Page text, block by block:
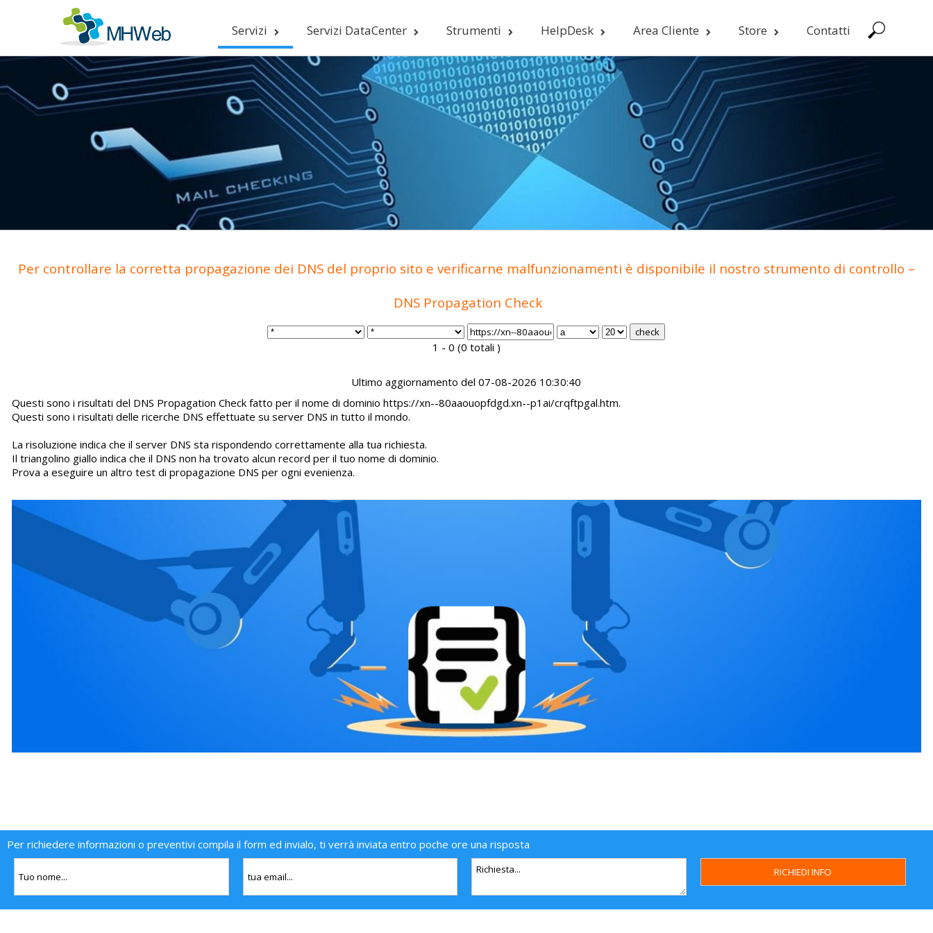
Servizi Servizi DataCenter Strumenti HelpDesk Area Cliente Store Contatti
Per controllare la corretta propagazione dei DNS del proprio sito e verificarne malfunzionamenti è disponibile il nostro strumento di controllo –
DNS Propagation Check
1 - 0 (0 totali )
Ultimo aggiornamento del 07-08-2026 10:30:40
Questi sono i risultati del DNS Propagation Check fatto per il nome di dominio https://xn--80aaouopfdgd.xn--p1ai/crqftpgal.htm.
Questi sono i risultati delle ricerche DNS effettuate su server DNS in tutto il mondo.
La risoluzione indica che il server DNS sta rispondendo correttamente alla tua richiesta.
Il triangolino giallo indica che il DNS non ha trovato alcun record per il tuo nome di dominio.
Prova a eseguire un altro test di propagazione DNS per ogni evenienza.
Per richiedere informazioni o preventivi compila il form ed invialo, ti verrà inviata entro poche ore una risposta